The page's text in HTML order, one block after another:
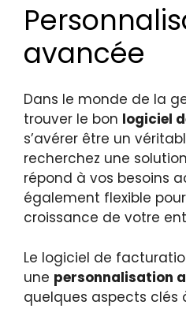
avancée
Dans le monde de la
trouver le bon logiciel
s’avérer être un
recherchez une
répond à vos besoins
également flexible
croissance de votre
Le logiciel de
une personnalisation
quelques aspects clés